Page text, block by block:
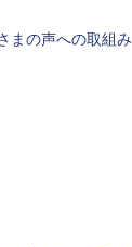
まの声への取組み